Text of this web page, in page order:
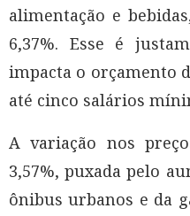
alimentação e
6,37%. Esse é
impacta o orçamento
até cinco salários
A variação nos
3,57%, puxada pelo
ônibus urbanos e da